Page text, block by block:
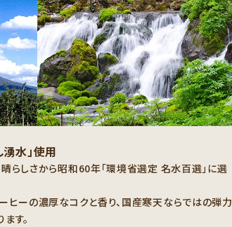
水」使用
らしさから昭和60年「環境省選定 名水百選」に選
ヒーの濃厚なコクと香り、国産寒天ならではの弾力
す。